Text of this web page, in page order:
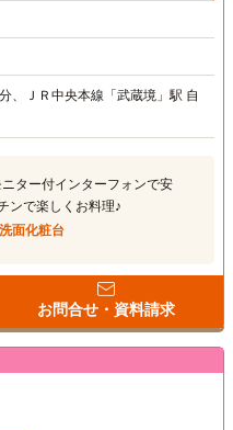
、ＪＲ中央本線「武蔵境」駅 自
ター付インターフォンで安
ンで楽しくお料理♪
面化粧台
お問合せ・資料請求